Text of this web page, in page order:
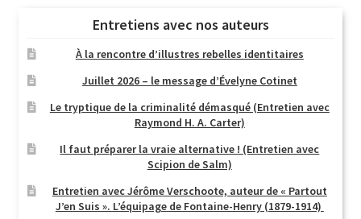
Entretiens avec nos auteurs
À la rencontre d’illustres rebelles identitaires
Juillet 2026 – le message d’Évelyne Cotinet
Le tryptique de la criminalité démasqué (Entretien avec
Raymond H. A. Carter)
Il faut préparer la vraie alternative ! (Entretien avec
Scipion de Salm)
Entretien avec Jérôme Verschoote, auteur de « Partout
J’en Suis ». L’équipage de Fontaine-Henry (1879-1914)